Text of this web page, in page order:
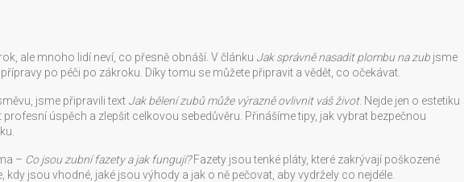
ale mnoho lidí neví, co přesně obnáší. V článku Jak správně nasadit plombu na zub jsme
po péči po zákroku. Díky tomu se můžete připravit a vědět, co očekávat.
jsme připravili text Jak bělení zubů může výrazně ovlivnit váš život. Nejde jen o estetiku
úspěch a zlepšit celkovou sebedůvěru. Přinášíme tipy, jak vybrat bezpečnou
– Co jsou zubní fazety a jak fungují?Fazety jsou tenké pláty, které zakrývají poškozené
kdy jsou vhodné, jaké jsou výhody a jak o ně pečovat, aby vydržely co nejdéle.